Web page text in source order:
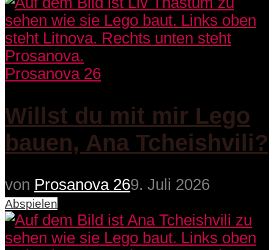
Prosanova 26
Willst du mit mir Lego
bauen, Ana Tcheishvili?
von Prosanova 269. Juli 2026
Abspielen